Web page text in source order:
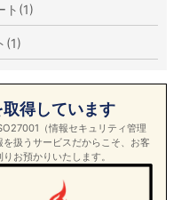
ト(1)
(1)
得しています
（情報セキュリティ管理
扱うサービスだからこそ、お客
お預かりいたします。